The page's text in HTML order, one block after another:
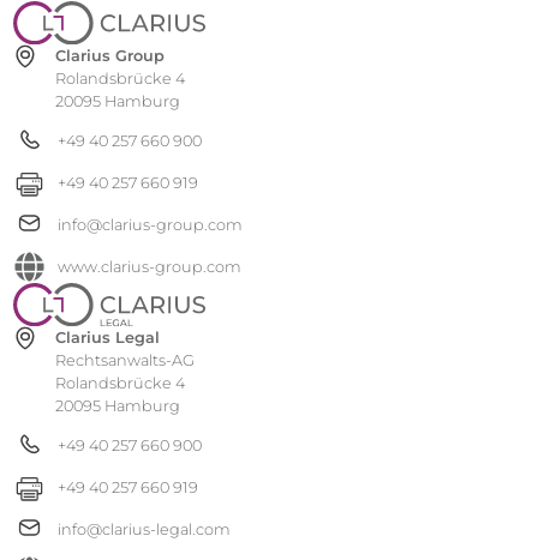
Clarius Group
Rolandsbrücke 4
20095 Hamburg
+49 40 257 660 900
+49 40 257 660 919
info@clarius-group.com
www.clarius-group.com
Clarius Legal
Rechtsanwalts-AG
Rolandsbrücke 4
20095 Hamburg
+49 40 257 660 900
+49 40 257 660 919
info@clarius-legal.com